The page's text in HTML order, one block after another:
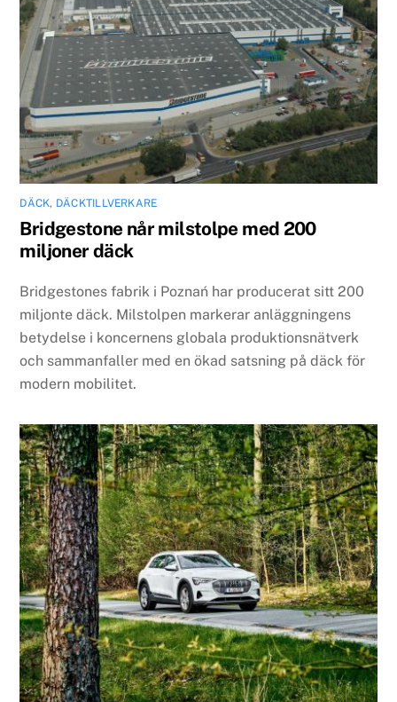
DÄCK, DÄCKTILLVERKARE
Bridgestone når milstolpe med 200
miljoner däck
Bridgestones fabrik i Poznań har producerat sitt 200
miljonte däck. Milstolpen markerar anläggningens
betydelse i koncernens globala produktionsnätverk
och sammanfaller med en ökad satsning på däck för
modern mobilitet.